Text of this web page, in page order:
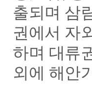
출되며 삼
권에서 자
하며 대류
외에 해안